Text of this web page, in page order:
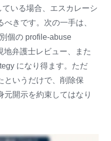
いる場合、エスカレーシ
きです。次の一手は、
個の profile-abuse
地弁護士レビュー、また
になり得ます。ただ
というだけで、削除保
元開示を約束してはなり